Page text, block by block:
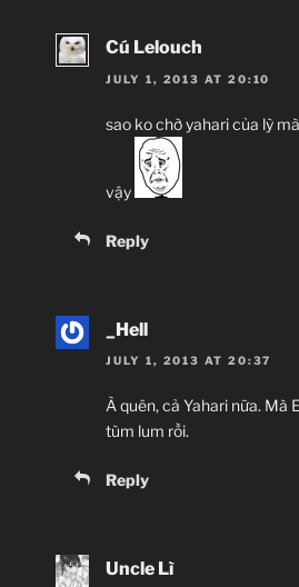
Cú Lelouch
JULY 1, 2013 AT 20:10
sao ko chờ yahari của lỳ
vậy
Reply
_Hell
JULY 1, 2013 AT 20:37
À quên, cả Yahari nữa. Mà
tùm lum rồi.
Reply
Uncle Lì